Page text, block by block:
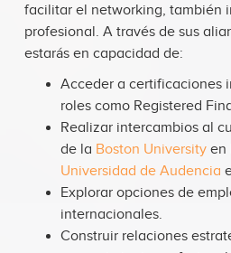
facilitar el networking, también
profesional. A través de sus
estarás en capacidad de:
Acceder a certificaciones
roles como Registered
Realizar intercambios al
de la Boston University en
Universidad de Audencia
Explorar opciones de
internacionales.
Construir relaciones